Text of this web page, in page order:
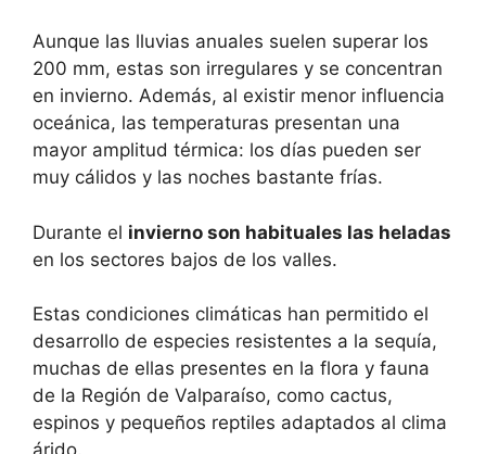
Aunque las lluvias anuales suelen superar los
200 mm, estas son irregulares y se concentran
en invierno. Además, al existir menor influencia
oceánica, las temperaturas presentan una
mayor amplitud térmica: los días pueden ser
muy cálidos y las noches bastante frías.
Durante el invierno son habituales las heladas
en los sectores bajos de los valles.
Estas condiciones climáticas han permitido el
desarrollo de especies resistentes a la sequía,
muchas de ellas presentes en la flora y fauna
de la Región de Valparaíso, como cactus,
espinos y pequeños reptiles adaptados al clima